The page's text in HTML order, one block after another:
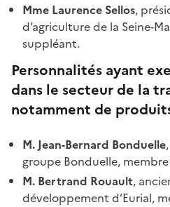
Mme Laurence Sellos,
d’agriculture de la Seine-
suppléant.
Personnalités ayant
dans le secteur de la
notamment de
M. Jean-Bernard Bonduelle
groupe Bonduelle,
M. Bertrand Rouault,
développement d’Eurial,